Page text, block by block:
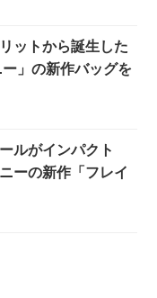
ットから誕生した
ー」の新作バッグを
ルがインパクト
ーの新作「フレイ